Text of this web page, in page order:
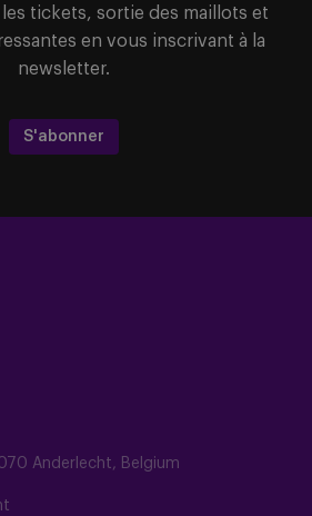
Anderlecht, Belgium
tickets, sortie des maillots et
en vous inscrivant à la
newsletter.
S'abonner